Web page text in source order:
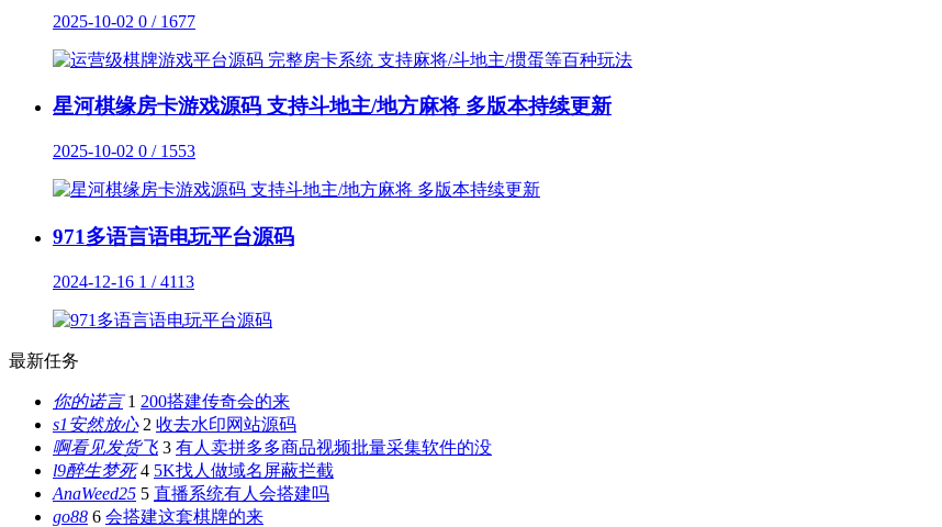
2025-10-02 0 / 1677
星河棋缘房卡游戏源码 支持斗地主/地方麻将 多版本持续更新
2025-10-02 0 / 1553
971多语言语电玩平台源码
2024-12-16 1 / 4113
最新任务
你的诺言 1 200搭建传奇会的来
s1安然放心 2 收去水印网站源码
啊看见发货飞 3 有人卖拼多多商品视频批量采集软件的没
l9醉生梦死 4 5K找人做域名屏蔽拦截
AnaWeed25 5 直播系统有人会搭建吗
go88 6 会搭建这套棋牌的来